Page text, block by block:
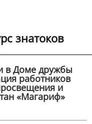
знатоков
в Доме дружбы
работников
и
«Магариф»